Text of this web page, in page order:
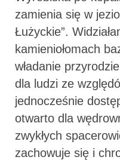
zamienia się w
Łużyckie”.
kamieniołomach
władanie
dla ludzi ze
jednocześnie
otwarto dla
zwykłych
zachowuje się i